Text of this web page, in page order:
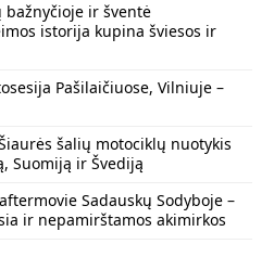
bažnyčioje ir šventė
istorija kupina šviesos ir
Pašilaičiuose, Vilniuje –
šalių motociklų nuotykis
Suomiją ir Švediją
Sadauskų Sodyboje –
ir nepamirštamos akimirkos